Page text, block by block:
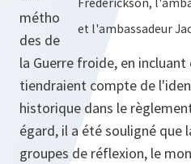
et l'ambassadeur
métho
des de
la Guerre froide, en
tiendraient compte de
historique dans le
égard, il a été souligné que
groupes de réflexion, le